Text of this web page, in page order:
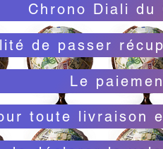
Chrono Diali du
de passer
Le
toute livraison